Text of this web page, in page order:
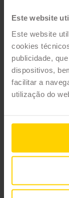
Este website
Este website
cookies
publicidade,
dispositivos,
facilitar a
utilização do
Marca
Modelo
Estação
Tipo de